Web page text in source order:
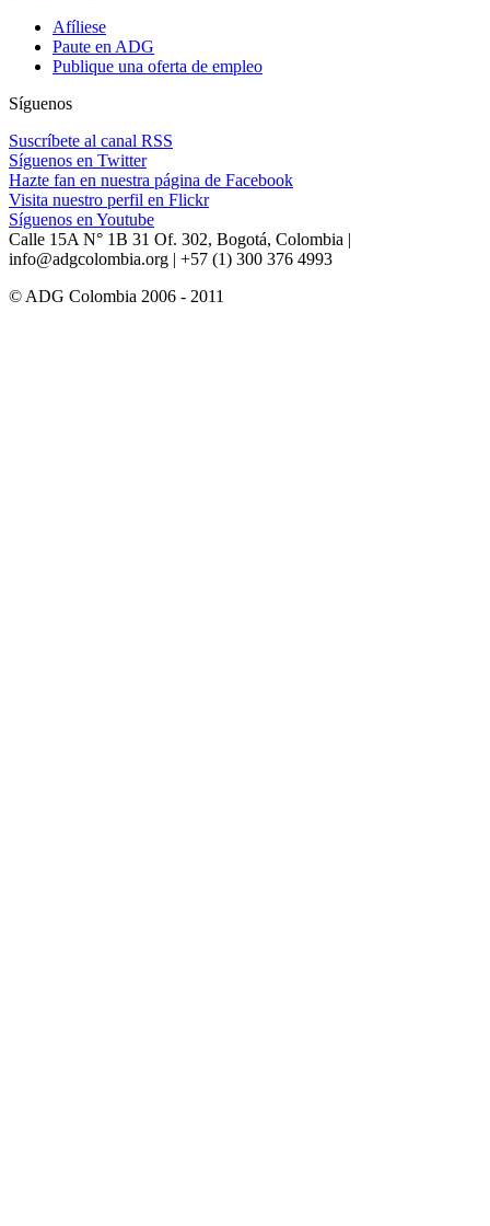
Afíliese
Paute en ADG
Publique una oferta de empleo
Síguenos
Suscríbete al canal RSS
Síguenos en Twitter
Hazte fan en nuestra página de Facebook
Visita nuestro perfil en Flickr
Síguenos en Youtube
Calle 15A N° 1B 31 Of. 302, Bogotá, Colombia |
info@adgcolombia.org | +57 (1) 300 376 4993
© ADG Colombia 2006 - 2011